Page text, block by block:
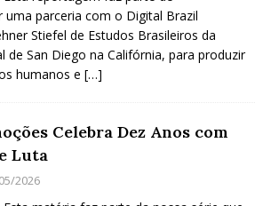
uma parceria com o Digital Brazil
Stiefel de Estudos Brasileiros da
de San Diego na Califórnia, para produzir
humanos e […]
Celebra Dez Anos com
Luta
2026